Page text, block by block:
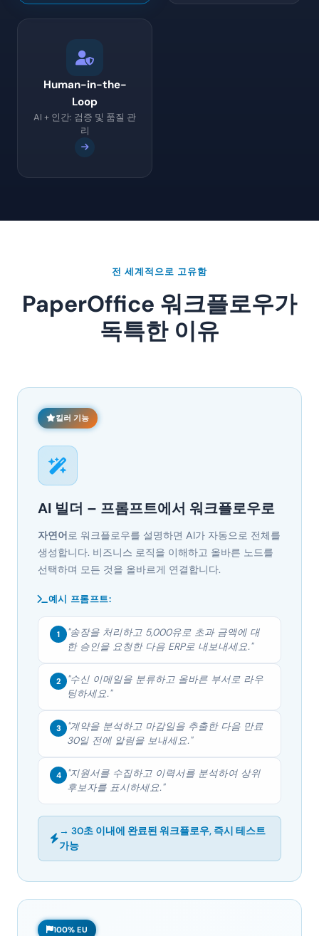
Human-in-the-
Loop
AI + 인간: 검증 및 품질 관
리
전 세계적으로 고유함
PaperOffice 워크플로우가
독특한 이유
킬러 기능
AI 빌더 – 프롬프트에서 워크플로우로
자연어 로 워크플로우를 설명하면 AI가 자동으로 전체를
생성합니다. 비즈니스 로직을 이해하고 올바른 노드를
선택하며 모든 것을 올바르게 연결합니다.
예시 프롬프트:
1
"송장을 처리하고 5,000유로 초과 금액에 대
한 승인을 요청한 다음 ERP로 내보내세요."
2
"수신 이메일을 분류하고 올바른 부서로 라우
팅하세요."
3
"계약을 분석하고 마감일을 추출한 다음 만료
30일 전에 알림을 보내세요."
4
"지원서를 수집하고 이력서를 분석하여 상위
후보자를 표시하세요."
→ 30초 이내에 완료된 워크플로우, 즉시 테스트
가능
100% EU